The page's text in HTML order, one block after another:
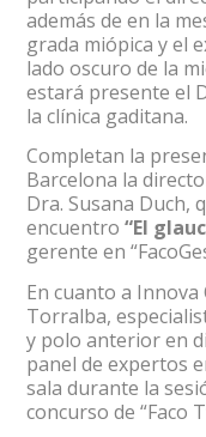
además de en la
grada miópica y el
lado oscuro de la
estará presente el
la clínica gaditana.
Completan la
Barcelona la
Dra. Susana Duch,
encuentro“El
gerente en
En cuanto a Innova
Torralba,
y polo anterior en
panel de expertos
sala durante la
concurso de “Faco